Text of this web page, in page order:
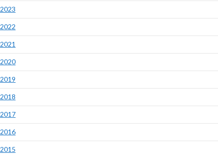
2023
2022
2021
2020
2019
2018
2017
2016
2015